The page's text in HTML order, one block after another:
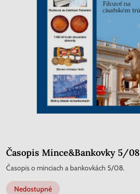
Časopis Mince&Bankovky 5/08
Časopis o minciach a bankovkách 5/08.
Nedostupné